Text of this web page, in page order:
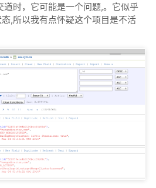
时，它可能是一个问题,。它似乎
,所以我有点怀疑这个项目是不活